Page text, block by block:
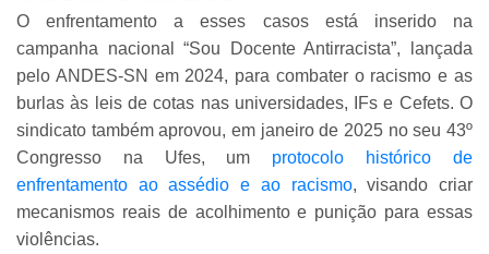
O enfrentamento a esses casos está inserido na
campanha nacional “Sou Docente Antirracista”, lançada
pelo ANDES-SN em 2024, para combater o racismo e as
burlas às leis de cotas nas universidades, IFs e Cefets. O
sindicato também aprovou, em janeiro de 2025 no seu 43º
Congresso na Ufes, um protocolo histórico de
enfrentamento ao assédio e ao racismo, visando criar
mecanismos reais de acolhimento e punição para essas
violências.